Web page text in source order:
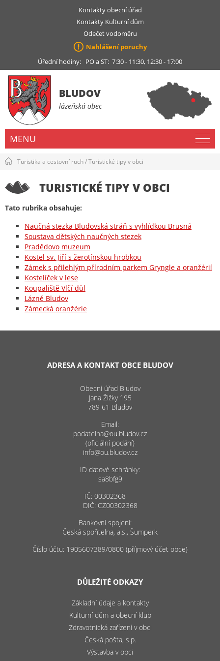
Kontakty obecní úřad
Kontakty Kulturní dům
Odečet vodoměru
Nahlášení poruchy
Úřední hodiny: PO a ST: 7:30 - 11:30, 12:30 - 17:00
BLUDOV
lázeňská obec
MENU
Turistika a cestovní ruch/Turistické tipy v obci
TURISTICKÉ TIPY V OBCI
Tato rubrika obsahuje:
Naučná stezka Bludovská stráň s vyhlídkou Brusná
Soustava dětských naučných stezek
Pradědovo muzeum
Kostel sv. Jiří s žerotínskou hrobkou
Zámek s přilehlým přírodním parkem Gryngle a oranžérií
Kostelíček v lese
Koupaliště Vlčí důl
Lázně Bludov
Zámecká oranžérie
ADRESA A KONTAKT OBCE BLUDOV
Obecní úřad Bludov
Jana Žižky 195
789 61 Bludov
Email:
podatelna@ou.bludov.cz
(oficiální podání)
info@ou.bludov.cz
ID datové schránky:
sa8bfg9
IČ: 00302368
DIČ: CZ00302368
Bankovní spojení:
Česká spořitelna, a.s., Šumperk
Číslo účtu: 1905607389/0800 (příjmový účet obce)
DŮLEŽITÉ ODKAZY
Základní údaje a kontakty
Kulturní dům a obecní klub
Zdravotnická zařízení v obci
Česká pošta, s.p.
Výstavba v obci